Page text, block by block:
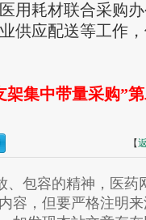
用耗材联合采购
供应配送等工作
架集中带量采购”
【
、包容的精神，医药
容，但要严格注明